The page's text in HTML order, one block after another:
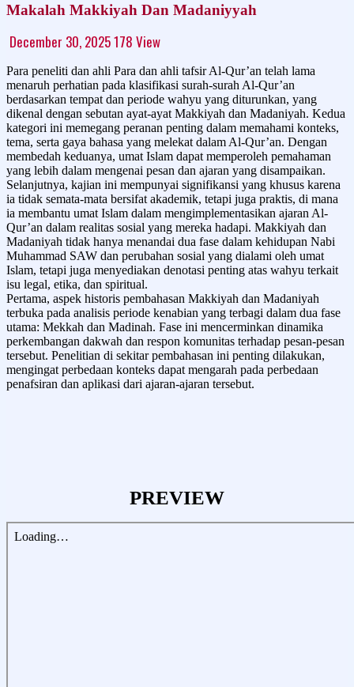
Makalah Makkiyah Dan Madaniyyah
December 30, 2025178 View
Para peneliti dan ahli Para dan ahli tafsir Al-Qur’an telah lama
menaruh perhatian pada klasifikasi surah-surah Al-Qur’an
berdasarkan tempat dan periode wahyu yang diturunkan, yang
dikenal dengan sebutan ayat-ayat Makkiyah dan Madaniyah. Kedua
kategori ini memegang peranan penting dalam memahami konteks,
tema, serta gaya bahasa yang melekat dalam Al-Qur’an. Dengan
membedah keduanya, umat Islam dapat memperoleh pemahaman
yang lebih dalam mengenai pesan dan ajaran yang disampaikan.
Selanjutnya, kajian ini mempunyai signifikansi yang khusus karena
ia tidak semata-mata bersifat akademik, tetapi juga praktis, di mana
ia membantu umat Islam dalam mengimplementasikan ajaran Al-
Qur’an dalam realitas sosial yang mereka hadapi. Makkiyah dan
Madaniyah tidak hanya menandai dua fase dalam kehidupan Nabi
Muhammad SAW dan perubahan sosial yang dialami oleh umat
Islam, tetapi juga menyediakan denotasi penting atas wahyu terkait
isu legal, etika, dan spiritual.
Pertama, aspek historis pembahasan Makkiyah dan Madaniyah
terbuka pada analisis periode kenabian yang terbagi dalam dua fase
utama: Mekkah dan Madinah. Fase ini mencerminkan dinamika
perkembangan dakwah dan respon komunitas terhadap pesan-pesan
tersebut. Penelitian di sekitar pembahasan ini penting dilakukan,
mengingat perbedaan konteks dapat mengarah pada perbedaan
penafsiran dan aplikasi dari ajaran-ajaran tersebut.
PREVIEW